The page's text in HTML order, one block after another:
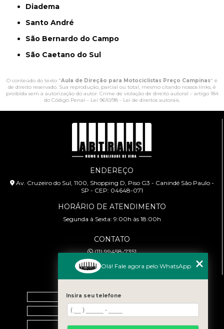
Diadema
Santo André
São Bernardo do Campo
São Caetano do Sul
O conteúdo do texto "Aula de Direção para Motociclistas Preço Campinas" é
de direito reservado. Sua reprodução, parcial ou total, mesmo citando nossos links, é
proibida sem a autorização do autor. Crime de violação de direito autoral – artigo 184
do Código Penal – Lei 9610/98 - Lei de direitos autorais.
ENDEREÇO
Av. Cruzeiro do Sul, 1100, Shopping D, Piso G3 - Canindé São Paulo -
SP - CEP: 04648-071
HORÁRIO DE ATENDIMENTO
Segunda à Sexta: 9:00h às 18:00h
CONTATO
(11) 99458-7351
cursoabtrans@gmail.com
Home
Empresa
Galeria
Olá! Fale agora pelo WhatsApp
Insira seu telefone